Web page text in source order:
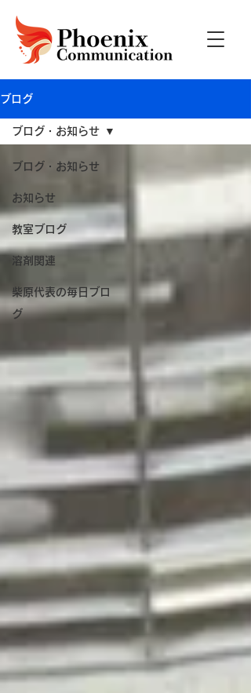
ブログ
ブログ・お知らせ
お知らせ
教室ブログ
溶剤関連
柴原代表の毎日ブロ
グ
ブログ・お知らせ